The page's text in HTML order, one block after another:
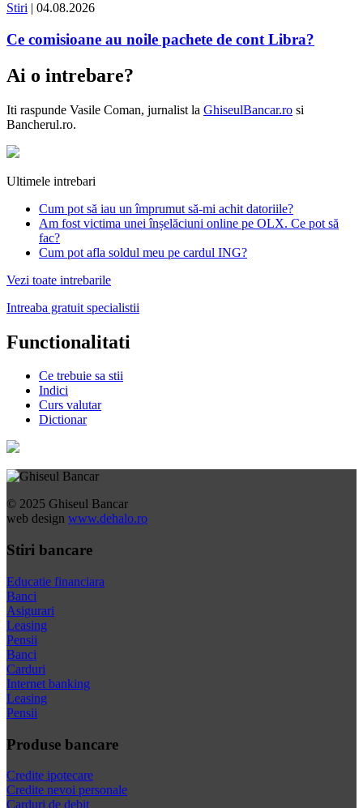
Stiri | 04.08.2026
Ce comisioane au noile pachete de cont Libra?
Ai o intrebare?
Iti raspunde Vasile Coman, jurnalist la GhiseulBancar.ro si
Bancherul.ro.
Ultimele intrebari
Cum pot să iau un împrumut să-mi achit datoriile?
Am fost victima unei înșelăciuni online pe OLX. Ce pot să
fac?
Cum pot afla soldul meu pe cardul ING?
Vezi toate intrebarile
Intreaba gratuit specialistii
Functionalitati
Ce trebuie sa stii
Indici
Curs valutar
Dictionar
© 2025 Ghiseul Bancar
web design www.dehalo.ro
Stiri bancare
Educatie financiara
Banci
Asigurari
Leasing
Pensii
Banci
Carduri
Internet banking
Leasing
Pensii
Produse bancare
Credite ipotecare
Credite nevoi personale
Carduri de debit